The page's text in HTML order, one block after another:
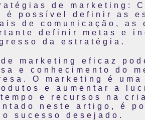
de marketing:
é possível definir as
de comunicação,
definir metas e
da estratégia.
marketing eficaz
e conhecimento do
O marketing é
e aumentar a
e recursos na
neste artigo, é
sucesso desejado.